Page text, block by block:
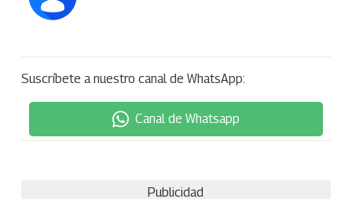
Suscríbete a nuestro canal de WhatsApp:
Canal de Whatsapp
Publicidad